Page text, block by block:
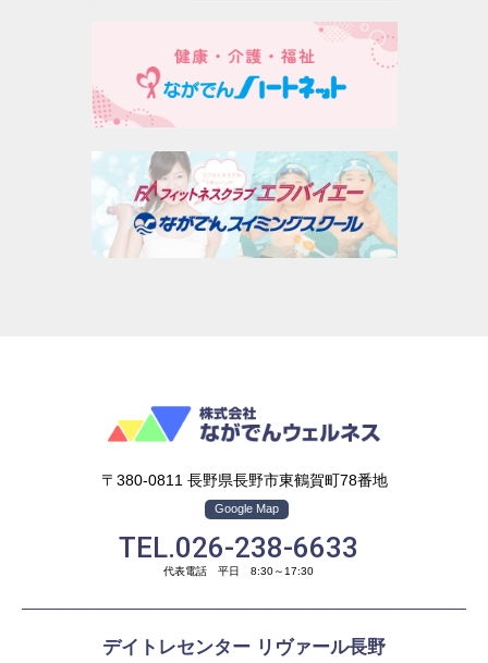
〒380-0811 長野県長野市東鶴賀町78番地
Google Map
TEL.026-238-6633
代表電話 平日 8:30～17:30
デイトレセンター リヴァール長野